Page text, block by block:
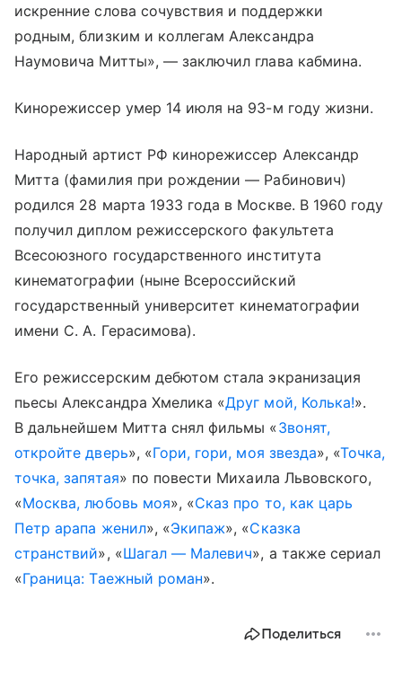
искренние слова сочувствия и поддержки
родным, близким и коллегам Александра
Наумовича Митты», — заключил глава кабмина.
Кинорежиссер умер 14 июля на 93-м году жизни.
Народный артист РФ кинорежиссер Александр
Митта (фамилия при рождении — Рабинович)
родился 28 марта 1933 года в Москве. В 1960 году
получил диплом режиссерского факультета
Всесоюзного государственного института
кинематографии (ныне Всероссийский
государственный университет кинематографии
имени С. А. Герасимова).
Его режиссерским дебютом стала экранизация
пьесы Александра Хмелика «Друг мой, Колька!».
В дальнейшем Митта снял фильмы «Звонят,
откройте дверь», «Гори, гори, моя звезда», «Точка,
точка, запятая» по повести Михаила Львовского,
«Москва, любовь моя», «Сказ про то, как царь
Петр арапа женил», «Экипаж», «Сказка
странствий», «Шагал — Малевич», а также сериал
«Граница: Таежный роман».
Поделиться